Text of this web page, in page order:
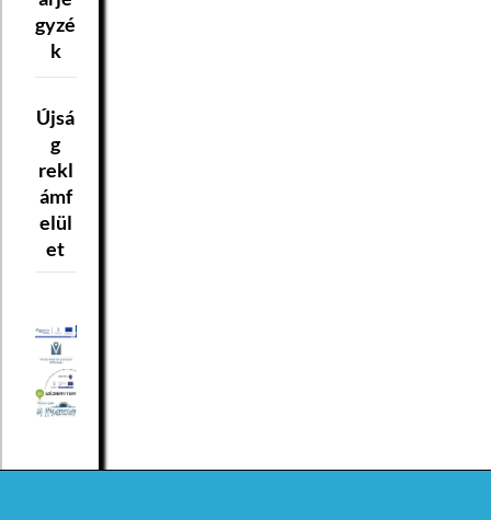
gyzé
k
Újsá
g
rekl
ámf
elül
et